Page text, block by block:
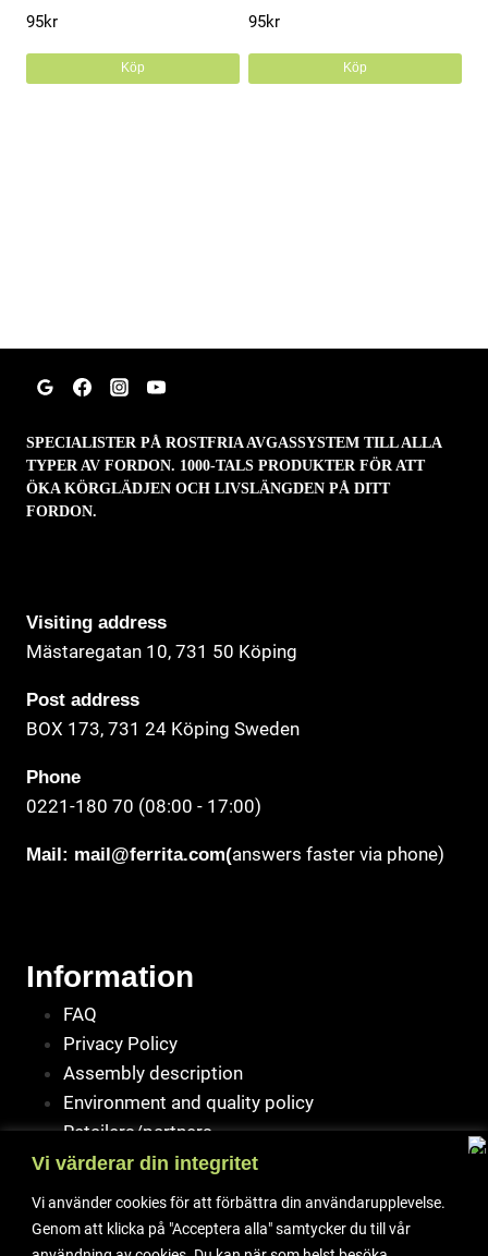
Vi värderar din integritet
Vi använder cookies för att förbättra din användarupplevelse.
Genom att klicka på "Acceptera alla" samtycker du till vår
95kr
Köp
95kr
Köp
SPECIALISTER PÅ ROSTFRIA AVGASSYSTEM TILL ALLA
TYPER AV FORDON. 1000-TALS PRODUKTER FÖR ATT
ÖKA KÖRGLÄDJEN OCH LIVSLÄNGDEN PÅ DITT
FORDON.
Visiting address
Mästaregatan 10, 731 50 Köping
Post address
BOX 173, 731 24 Köping Sweden
Phone
0221-180 70 (08:00 - 17:00)
Mail: mail@ferrita.com(answers faster via phone)
Information
FAQ
Privacy Policy
Assembly description
Environment and quality policy
Retailers/partners